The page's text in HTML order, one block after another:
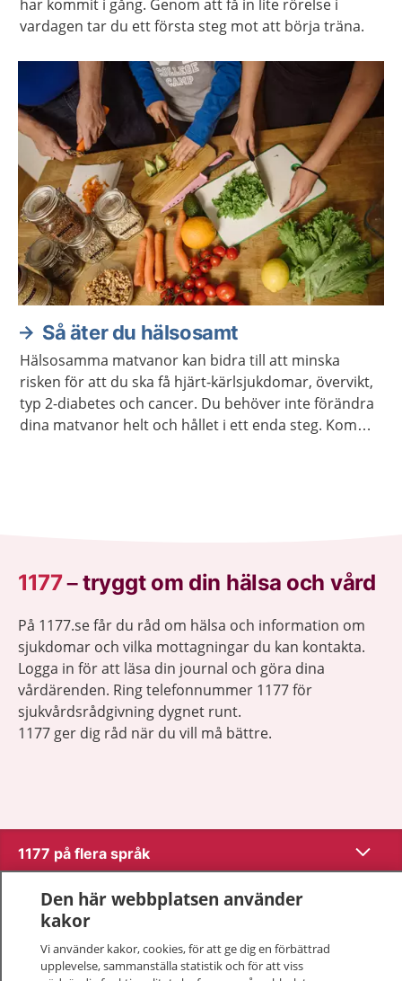
har kommit i gång. Genom att få in lite rörelse i
vardagen tar du ett första steg mot att börja träna.
Så äter du hälsosamt
Hälsosamma matvanor kan bidra till att minska
risken för att du ska få hjärt-kärlsjukdomar, övervikt,
typ 2-diabetes och cancer. Du behöver inte förändra
dina matvanor helt och hållet i ett enda steg. Kom
1177–tryggt om din hälsa och vård
På 1177.se får du råd om hälsa och information om
sjukdomar och vilka mottagningar du kan kontakta.
Logga in för att läsa din journal och göra dina
vårdärenden. Ring telefonnummer 1177 för
sjukvårdsrådgivning dygnet runt.
1177 ger dig råd när du vill må bättre.
1177 på flera språk Visa
Om 1177
Kontakt
Den här webbplatsen använder
kakor
Vi använder kakor, cookies, för att ge dig en förbättrad
upplevelse, sammanställa statistik och för att viss